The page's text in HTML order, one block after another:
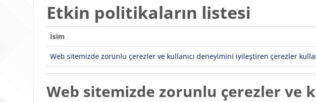
Etkin politikaların listesi
İsim
Web sitemizde zorunlu çerezler ve kullanıcı deneyimini iyileştiren çerezler
Web sitemizde zorunlu çerezler ve